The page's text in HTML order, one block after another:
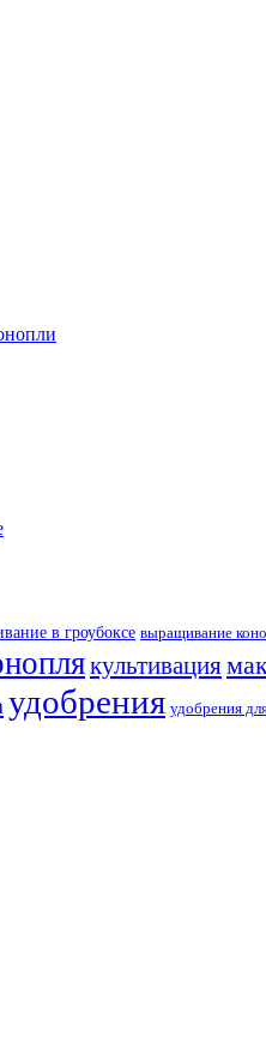
в гроубоксе выращивание
культивация
удобрения удобрения